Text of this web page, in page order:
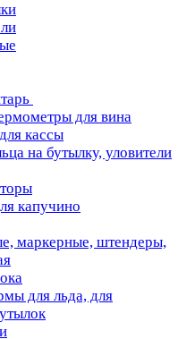
для вина
кассы
на бутылку, уловители
капучино
маркерные, штендеры,
для льда, для